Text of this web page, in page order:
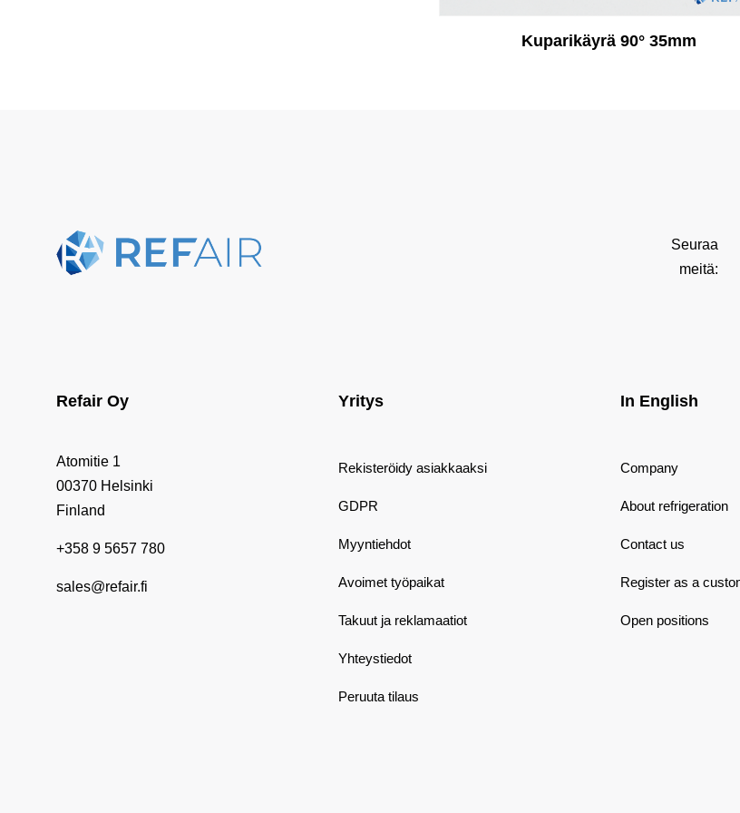
Kuparikäyrä 90° 35mm
Seuraa
meitä:
Refair Oy
Atomitie 1
00370 Helsinki
Finland
+358 9 5657 780
sales@refair.fi
Yritys
Rekisteröidy asiakkaaksi
GDPR
Myyntiehdot
Avoimet työpaikat
Takuut ja reklamaatiot
Yhteystiedot
Peruuta tilaus
In English
Company
About refrigeration
Contact us
Register as a
Open positions